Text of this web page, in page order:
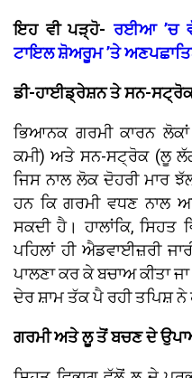
ਇਹ ਵੀ ਪੜ੍ਹੋ-ਰਈਆ ’ਚ
ਟਾਇਲ ਸ਼ੋਅਰੂਮ ’ਤੇ
ਡੀ-ਹਾਈਡ੍ਰੇਸ਼ਨ ਤੇ ਸਨ-
ਭਿਆਨਕ ਗਰਮੀ ਕਾਰਨ ਲੋਕਾਂ
ਕਮੀ) ਅਤੇ ਸਨ-ਸਟ੍ਰੋਕ (ਲੂ
ਜਿਸ ਨਾਲ ਲੋਕ ਦੋਹਰੀ ਮਾਰ
ਹਨ ਕਿ ਗਰਮੀ ਵਧਣ ਨਾਲ
ਸਕਦੀ ਹੈ। ਹਾਲਾਂਕਿ,
ਪਹਿਲਾਂ ਹੀ ਐਡਵਾਈਜ਼ਰੀ
ਪਾਲਣਾ ਕਰ ਕੇ ਬਚਾਅ ਕੀਤਾ
ਦੇਰ ਸ਼ਾਮ ਤੱਕ ਪੈ ਰਹੀ ਤਪਿਸ਼ ਨੇ
ਗਰਮੀ ਅਤੇ ਲੂ ਤੋਂ ਬਚਣ ਦੇ